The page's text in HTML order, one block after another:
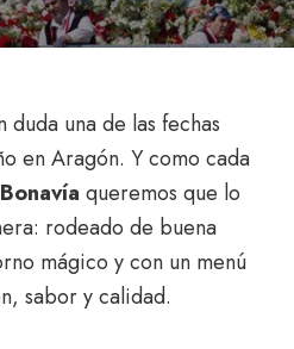
duda una de las fechas
en Aragón. Y como cada
queremos que lo
rodeado de buena
mágico y con un menú
sabor y calidad.